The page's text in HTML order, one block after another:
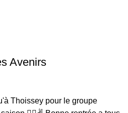
Avenirs
Thoissey pour le groupe